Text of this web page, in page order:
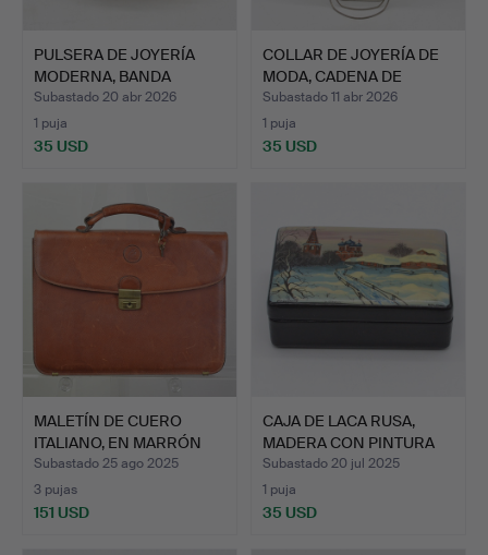
PULSERA DE JOYERÍA
MODERNA, BANDA
FLEXIBLE…
Subastado 20 abr 2026
1 puja
35 USD
COLLAR DE JOYERÍA DE
MODA, CADENA DE
SERPI…
Subastado 11 abr 2026
1 puja
35 USD
MALETÍN DE CUERO
ITALIANO, EN MARRÓN
CLARO…
Subastado 25 ago 2025
3 pujas
151 USD
CAJA DE LACA RUSA,
MADERA CON PINTURA
LACA…
Subastado 20 jul 2025
1 puja
35 USD